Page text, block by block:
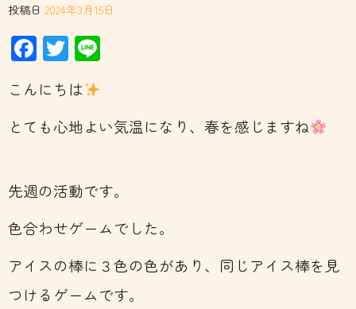
投稿日 2024年3月15日
Facebook
Twitter
こんにちは
とても心地よい気温になり、春を感じますね
先週の活動です。
色合わせゲームでした。
アイスの棒に３色の色があり、同じアイス棒を見
つけるゲームです。